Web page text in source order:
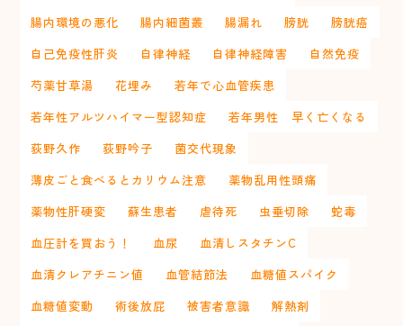
腸内環境の悪化
腸内細菌叢 腸漏れ 膀胱
膀胱癌
自己免疫性肝炎
自律神経 自律神経障害
自然免疫
芍薬甘草湯
花埋み
若年で心血管疾患
若年性アルツハイマー型認知症
若年男性 早く亡くなる
荻野久作
荻野吟子
菌交代現象
薄皮ごと食べるとカリウム注意
薬物乱用性頭痛
薬物性肝硬変
蘇生患者 虐待死 虫垂切除
蛇毒
血圧計を買おう！
血尿
血清しスタチンC
血清クレアチニン値
血管結節法
血糖値スパイク
血糖値変動
術後放屁 被害者意識
解熱剤